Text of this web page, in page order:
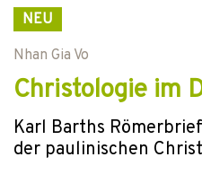
NEU
Nhan Gia Vo
Christologie im
Karl Barths
der paulinischen